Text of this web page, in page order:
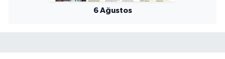
6 Ağustos